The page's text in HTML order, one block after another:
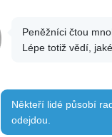
Peněžníci čtou
Lépe totiž vědí,
Někteří lidé působí
odejdou.